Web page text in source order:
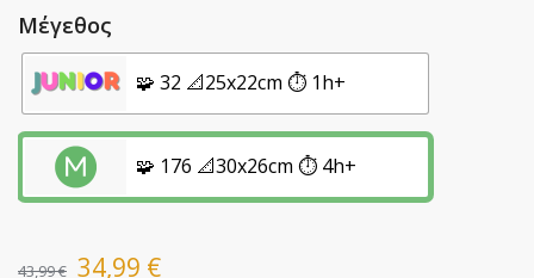
Μέγεθος
🧩 32 📐25x22cm ⏱️ 1h+
🧩 176 📐30x26cm ⏱️ 4h+
43,99€ 34,99 €